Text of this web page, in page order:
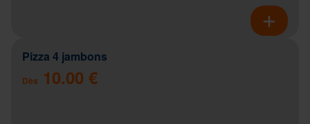
Pizza 4 jambons
Dès 10.00 €